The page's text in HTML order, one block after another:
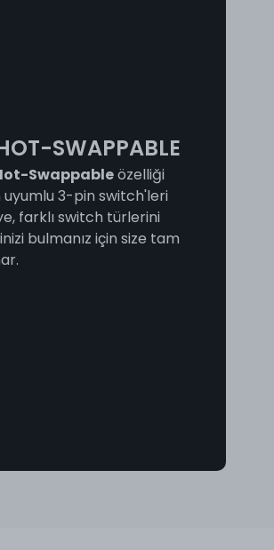
SWAPPABLE
Swappableözelliği
3-pin switch'leri
farklı switch türlerini
bulmanız için size tam